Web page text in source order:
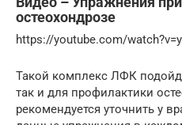
остеохондрозе
https://youtube.com/
Такой комплекс ЛФК
так и для профилактики
рекомендуется уточнить у